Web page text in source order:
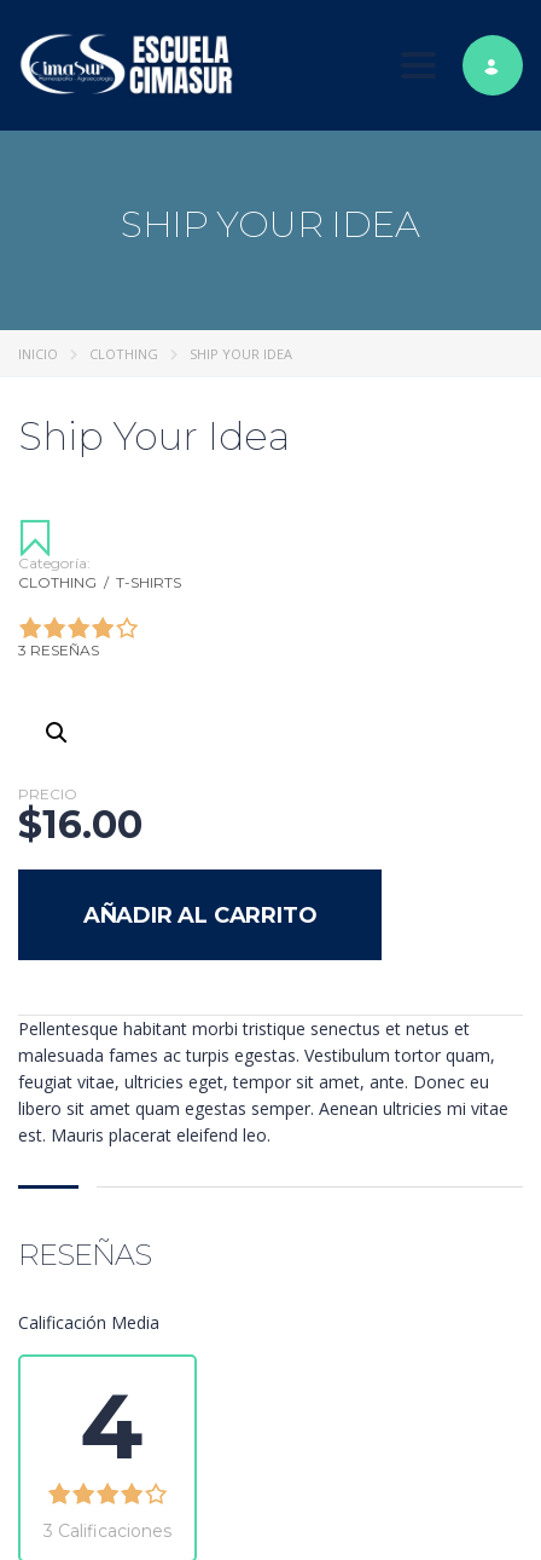
Toggle
SHIP YOUR IDEA
INICIO CLOTHING SHIP YOUR IDEA
Ship Your Idea
Categoría:
CLOTHING / T-SHIRTS
3 RESEÑAS
PRECIO
$16.00
AÑADIR AL CARRITO
Pellentesque habitant morbi tristique senectus et netus et
malesuada fames ac turpis egestas. Vestibulum tortor quam,
feugiat vitae, ultricies eget, tempor sit amet, ante. Donec eu
libero sit amet quam egestas semper. Aenean ultricies mi vitae
est. Mauris placerat eleifend leo.
RESEÑAS
Calificación Media
4
3 Calificaciones